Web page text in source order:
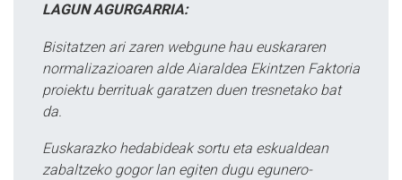
LAGUN AGURGARRIA:
Bisitatzen ari zaren webgune hau euskararen
normalizazioaren alde Aiaraldea Ekintzen Faktoria
proiektu berrituak garatzen duen tresnetako bat
da.
Euskarazko hedabideak sortu eta eskualdean
zabaltzeko gogor lan egiten dugu egunero-